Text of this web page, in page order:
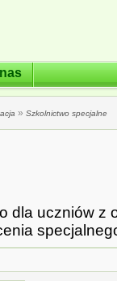
» Szkolnictwo specjalne
dla uczniów z